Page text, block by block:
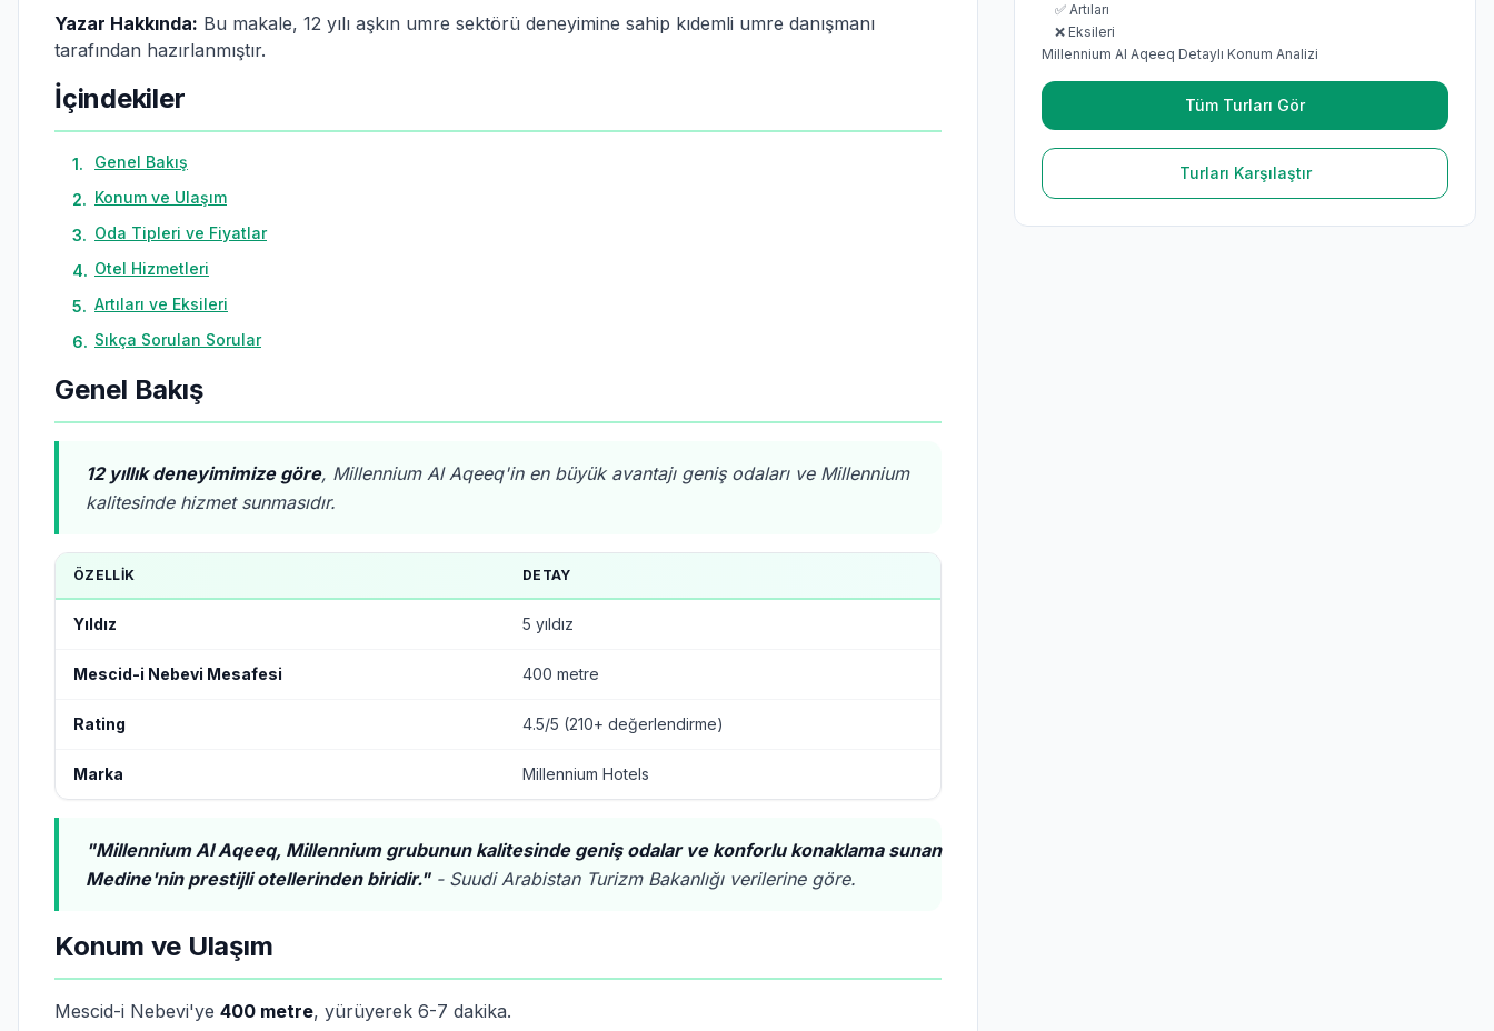
Yazar Hakkında: Bu makale, 12 yılı aşkın umre sektörü deneyimine sahip kıdemli umre danışmanı
tarafından hazırlanmıştır.
İçindekiler
1.
Genel Bakış
2. Konum ve Ulaşım
3. Oda Tipleri ve Fiyatlar
4. Otel Hizmetleri
5. Artıları ve Eksileri
6. Sıkça Sorulan Sorular
Genel Bakış
12 yıllık deneyimimize göre, Millennium Al Aqeeq'in en büyük avantajı geniş odaları ve Millennium
kalitesinde hizmet sunmasıdır.
ÖZELLIK DETAY
Yıldız 5 yıldız
Mescid-i Nebevi Mesafesi 400 metre
Rating 4.5/5 (210+ değerlendirme)
Marka Millennium Hotels
"Millennium Al Aqeeq, Millennium grubunun kalitesinde geniş odalar ve konforlu konaklama sunan
Medine'nin prestijli otellerinden biridir."- Suudi Arabistan Turizm Bakanlığı verilerine göre.
Konum ve Ulaşım
Mescid-i Nebevi'ye 400 metre, yürüyerek 6-7 dakika.
✅ Artıları
❌ Eksileri
Millennium Al Aqeeq Detaylı Konum Analizi
Tüm Turları Gör
Turları Karşılaştır